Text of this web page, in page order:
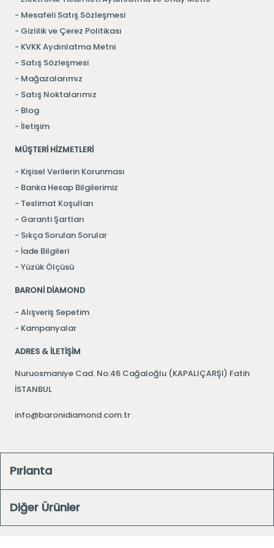
Mesafeli Satış Sözleşmesi
Gizlilik ve Çerez Politikası
KVKK Aydınlatma Metni
Satış Sözleşmesi
Mağazalarımız
Satış Noktalarımız
Blog
İletişim
MÜŞTERİ HİZMETLERİ
Kişisel Verilerin Korunması
Banka Hesap Bilgilerimiz
Teslimat Koşulları
Garanti Şartları
Sıkça Sorulan Sorular
İade Bilgileri
Yüzük Ölçüsü
BARONİ DİAMOND
Alışveriş Sepetim
Kampanyalar
ADRES & İLETİŞİM
Nuruosmaniye Cad. No:46 Cağaloğlu (KAPALIÇARŞI) Fatih
İSTANBUL
info@baronidiamond.com.tr
Pırlanta
Diğer Ürünler